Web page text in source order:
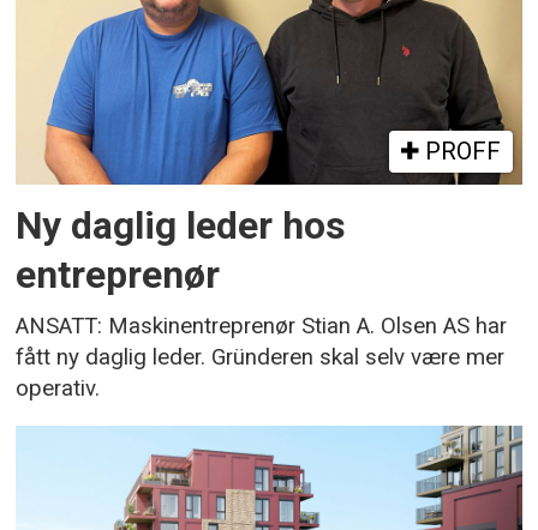
PROFF
Ny daglig leder hos
entreprenør
ANSATT: Maskinentreprenør Stian A. Olsen AS har
fått ny daglig leder. Gründeren skal selv være mer
operativ.